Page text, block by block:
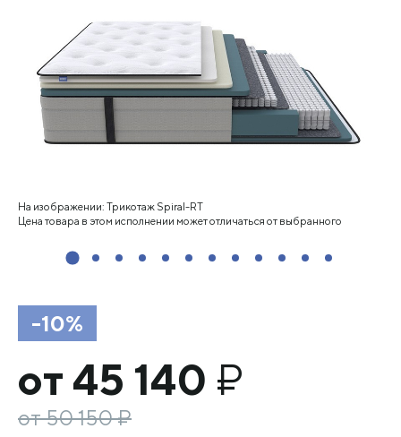
На изображении: Трикотаж Spiral-RT
Цена товара в этом исполнении может отличаться от выбранного
-10%
от 45 140 ₽
от 50 150₽